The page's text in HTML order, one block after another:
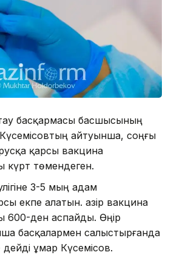
басқармасы басшысының
айтуынша, соңғы
қарсы вакцина
төмендеген.
3-5 мың адам
екпе алатын. Қазір вакцина
600-ден аспайды. Өңір
басқалармен салыстырғанда
Құмар Күсемісов.